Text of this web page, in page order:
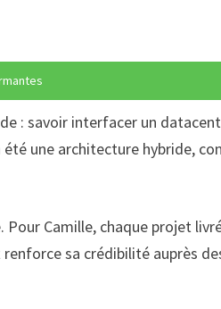
: savoir interfacer un
une architecture hybride,
Camille, chaque projet
sa crédibilité auprès